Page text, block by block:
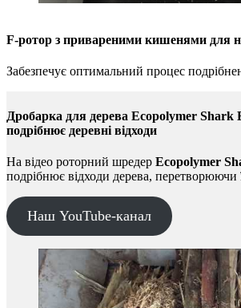
F-ротор з привареними кишенями для
Забезпечує оптимальний процес
Дробарка для дерева Ecopolymer Shark
подрібнює деревні відходи
На відео роторний шредер Ecopolymer
подрібнює відходи дерева, перетворюючи
Наш YouTube-канал